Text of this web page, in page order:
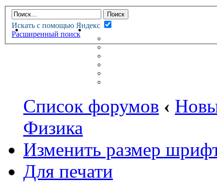
Искать с помощью Яндекс
Расширенный поиск
НОВАЯ ТЕОРИЯФОРУМ
НЕПРОЧИТАННЫЕ
Список форумов ‹
Физика
Изменить размер
Для печати